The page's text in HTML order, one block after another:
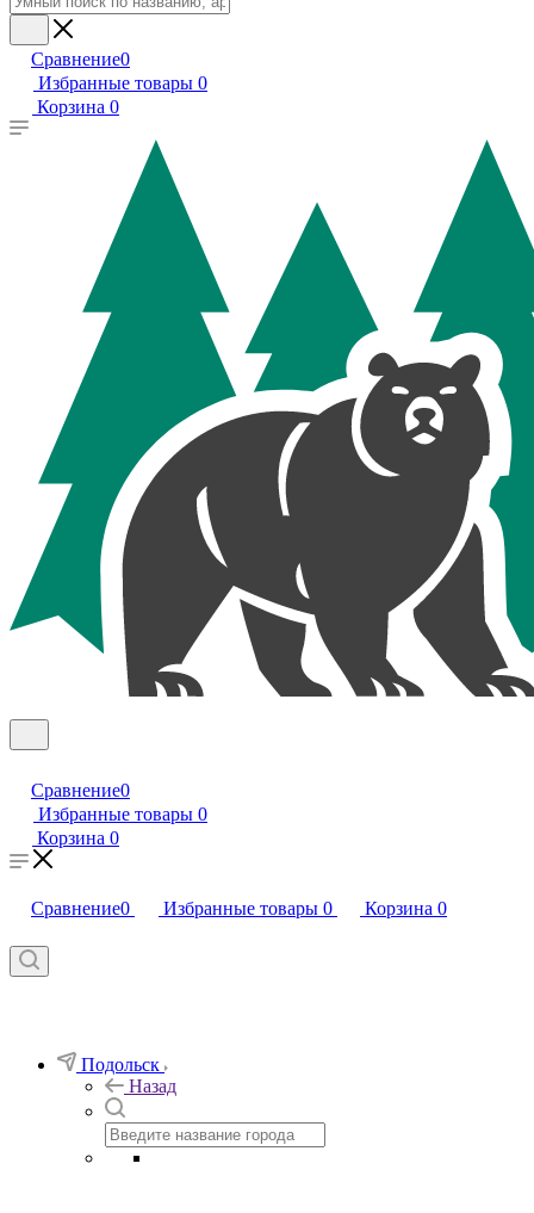
Сравнение0
Избранные товары 0
Корзина 0
Сравнение0
Избранные товары 0
Корзина 0
Сравнение0 Избранные товары 0 Корзина 0
Подольск
Назад